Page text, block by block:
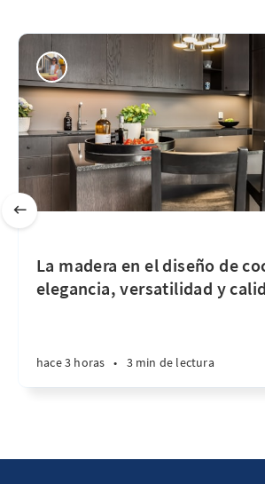
La madera en el diseño de
elegancia, versatilidad y
hace 3 horas • 3 min de lectura